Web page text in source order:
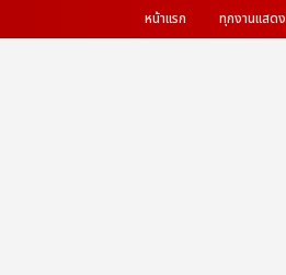
หน้าแรก ทุกงานแสดง